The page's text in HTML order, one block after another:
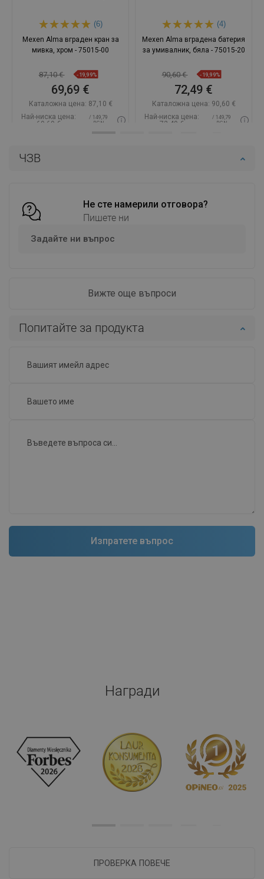
ЧЗВ
Не сте намерили отговора?
Пишете ни
Задайте ни въпрос
Вижте още въпроси
Попитайте за продукта
(6)
Mexen Alma вграден кран за
мивка, хром - 75015-00
87,10 € -19,99%
69,69 €
Каталожна цена: 87,10 €
Най-ниска цена:
69,69 €
/ 149,79
BGN
Добави в количката
(4)
Mexen Alma вградена батерия
за умивалник, бяла - 75015-20
90,60 € -19,99%
72,49 €
Каталожна цена: 90,60 €
Най-ниска цена:
72,49 €
/ 149,79
BGN
Добави в количката
Награди
ПРОВЕРКА ПОВЕЧЕ